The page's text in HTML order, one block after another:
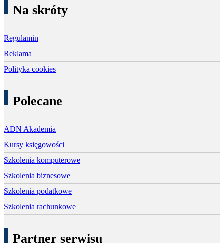
Na skróty
Regulamin
Reklama
Polityka cookies
Polecane
ADN Akademia
Kursy księgowości
Szkolenia komputerowe
Szkolenia biznesowe
Szkolenia podatkowe
Szkolenia rachunkowe
Partner serwisu